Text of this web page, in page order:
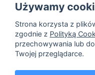
Regulamin
Warunki licencji
Polityka prywatności
Polityka cookies
Dane osobowe
Używamy
Strona korzysta z
zgodnie z Polityką
przechowywania lub
Twojej przeglądarce.